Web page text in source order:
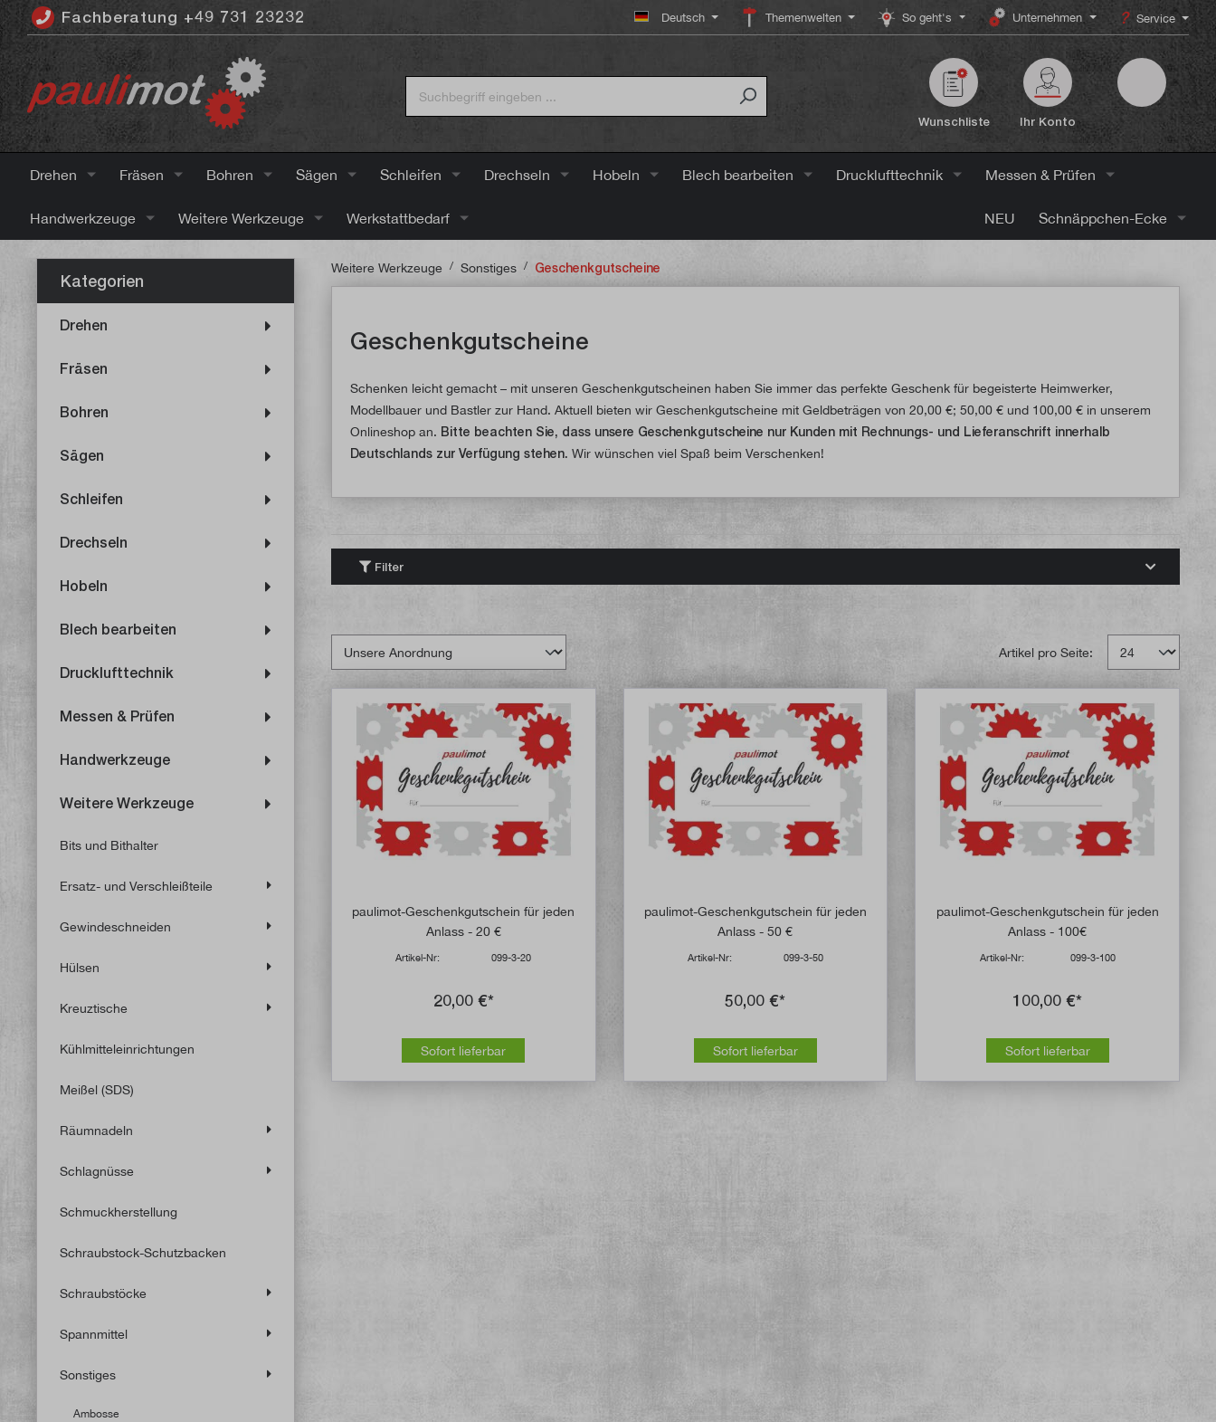
springen
Fachberatung +49 731 23232 Deutsch Themenwelten So geht's Unternehmen Service
Wunschliste Ihr Konto
Drehen Fräsen Bohren Sägen Schleifen Drechseln Hobeln Blech bearbeiten Drucklufttechnik Messen & Prüfen
Handwerkzeuge Weitere Werkzeuge Werkstattbedarf NEU Schnäppchen-Ecke
Kategorien
Drehen
Fräsen
Bohren
Sägen
Schleifen
Drechseln
Hobeln
Blech bearbeiten
Drucklufttechnik
Messen & Prüfen
Handwerkzeuge
Weitere Werkzeuge
Bits und Bithalter
Ersatz- und Verschleißteile
Gewindeschneiden
Hülsen
Kreuztische
Kühlmitteleinrichtungen
Meißel (SDS)
Räumnadeln
Schlagnüsse
Schmuckherstellung
Schraubstock-Schutzbacken
Schraubstöcke
Spannmittel
Sonstiges
Ambosse
Weitere Werkzeuge / Sonstiges / Geschenkgutscheine
Geschenkgutscheine
Schenken leicht gemacht – mit unseren Geschenkgutscheinen haben Sie immer das perfekte Geschenk für begeisterte Heimwerker,
Modellbauer und Bastler zur Hand. Aktuell bieten wir Geschenkgutscheine mit Geldbeträgen von 20,00 €; 50,00 € und 100,00 € in unserem
Onlineshop an. Bitte beachten Sie, dass unsere Geschenkgutscheine nur Kunden mit Rechnungs- und Lieferanschrift innerhalb
Deutschlands zur Verfügung stehen. Wir wünschen viel Spaß beim Verschenken!
Filter
Artikel pro Seite:
paulimot-Geschenkgutschein für jeden
Anlass - 20 €
Artikel-Nr: 099-3-20
20,00 €*
Sofort lieferbar
paulimot-Geschenkgutschein für jeden
Anlass - 50 €
Artikel-Nr: 099-3-50
50,00 €*
Sofort lieferbar
paulimot-Geschenkgutschein für jeden
Anlass - 100€
Artikel-Nr: 099-3-100
100,00 €*
Sofort lieferbar